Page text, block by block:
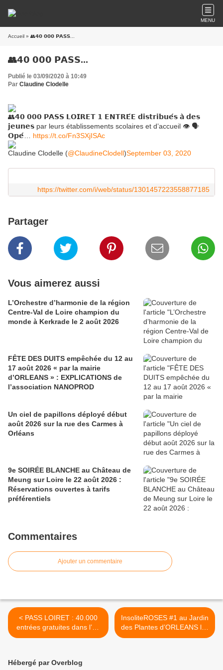
MENU
Accueil » 👥𝟰𝟬 𝟬𝟬𝟬 𝗣𝗔𝗦𝗦...
👥𝟰𝟬 𝟬𝟬𝟬 𝗣𝗔𝗦𝗦...
Publié le 03/09/2020 à 10:49
Par Claudine Clodelle
👥𝟰𝟬 𝟬𝟬𝟬 𝗣𝗔𝗦𝗦 𝗟𝗢𝗜𝗥𝗘𝗧 𝟭 𝗘𝗡𝗧𝗥𝗘́𝗘 𝗱𝗶𝘀𝘁𝗿𝗶𝗯𝘂𝗲́𝘀 𝗮̀ 𝗱𝗲𝘀
𝗷𝗲𝘂𝗻𝗲𝘀 par leurs établissements scolaires et d’accueil 👁 🗣
𝗢𝗽𝗲́… https://t.co/Fn3SXjISAc
Claudine Clodelle (@ClaudineClodell)September 03, 2020
https://twitter.com/i/web/status/1301457223558877185
Partager
Vous aimerez aussi
L’Orchestre d’harmonie de la région
Centre-Val de Loire champion du
monde à Kerkrade le 2 août 2026
FÊTE DES DUITS empêchée du 12 au
17 août 2026 « par la mairie
d’ORLEANS » : EXPLICATIONS de
l’association NANOPROD
Un ciel de papillons déployé début
août 2026 sur la rue des Carmes à
Orléans
9e SOIRÉE BLANCHE au Château de
Meung sur Loire le 22 août 2026 :
Réservations ouvertes à tarifs
préférentiels
Commentaires
Ajouter un commentaire
< PASS LOIRET : 40.000
entrées gratuites dans l’un
des 25 sites partenaires
InsoliteROSES #1 au Jardin
des Plantes d’ORLEANS les
26 et 27 septembre 2020 :
Hébergé par Overblog